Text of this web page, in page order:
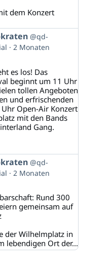
dem Konzert
@qd-
2 Monaten
es los! Das
beginnt um 11 Uhr
tollen Angeboten
und erfrischenden
Open-Air Konzert
mit den Bands
Gang.
@qd-
2 Monaten
Rund 300
gemeinsam auf
der Wilhelmplatz in
lebendigen Ort der...